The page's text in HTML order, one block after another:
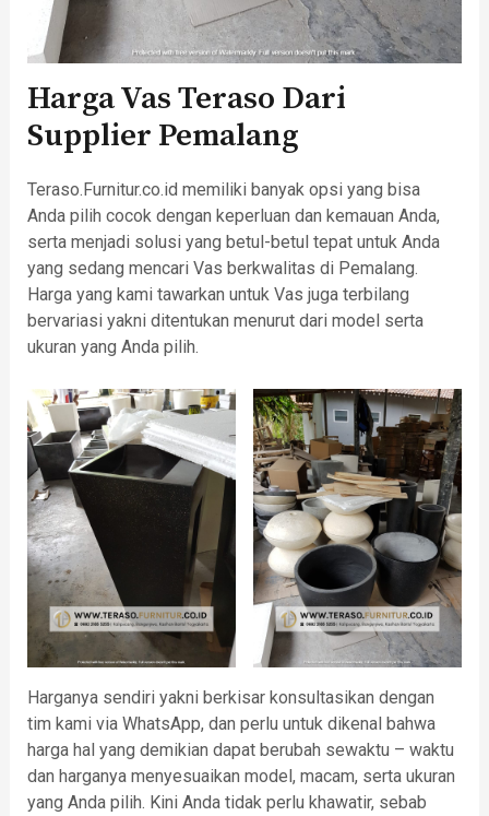
Harga Vas Teraso Dari
Supplier Pemalang
Teraso.Furnitur.co.id memiliki banyak opsi yang bisa
Anda pilih cocok dengan keperluan dan kemauan Anda,
serta menjadi solusi yang betul-betul tepat untuk Anda
yang sedang mencari Vas berkwalitas di Pemalang.
Harga yang kami tawarkan untuk Vas juga terbilang
bervariasi yakni ditentukan menurut dari model serta
ukuran yang Anda pilih.
Harganya sendiri yakni berkisar konsultasikan dengan
tim kami via WhatsApp, dan perlu untuk dikenal bahwa
harga hal yang demikian dapat berubah sewaktu – waktu
dan harganya menyesuaikan model, macam, serta ukuran
yang Anda pilih. Kini Anda tidak perlu khawatir, sebab